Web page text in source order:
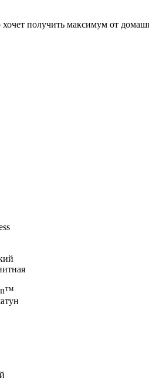
получить максимум от